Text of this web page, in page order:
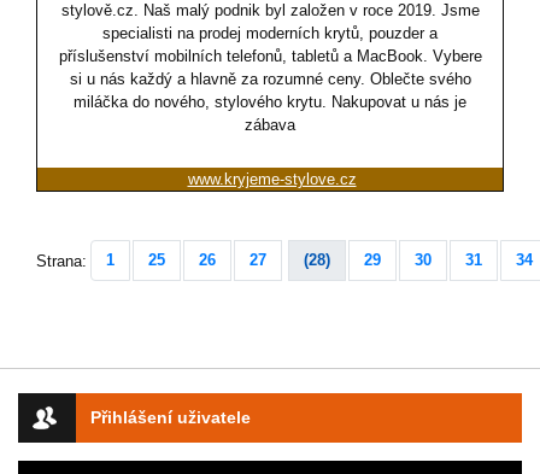
Přihlášení uživatele
stylově.cz. Naš malý podnik byl založen v roce 2019. Jsme
specialisti na prodej moderních krytů, pouzder a
příslušenství mobilních telefonů, tabletů a MacBook. Vybere
si u nás každý a hlavně za rozumné ceny. Oblečte svého
miláčka do nového, stylového krytu. Nakupovat u nás je
zábava
www.kryjeme-stylove.cz
Strana: 1 25 26 27 (28) 29 30 31 34